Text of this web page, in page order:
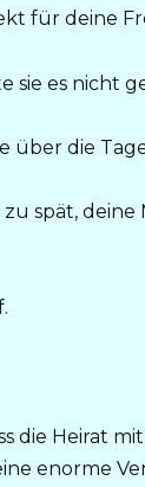
für deine
sie es nicht
über die
zu spät,
die Heirat
enorme